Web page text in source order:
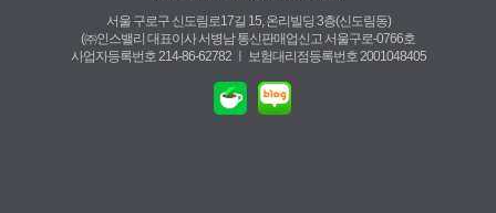
서울 구로구 신도림로17길 15, 온리빌딩 3층(신도림동)
(㈜인스밸리 대표이사 서병남 통신판매업신고 서울구로-0766호
사업자등록번호 214-86-62782 ㅣ
보험대리점등록번호 2001048405